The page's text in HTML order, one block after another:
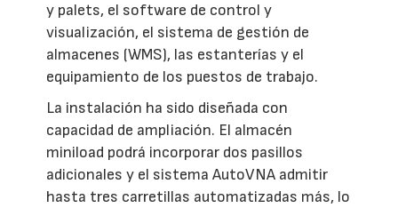
y palets, el software de control y
visualización, el sistema de gestión de
almacenes (WMS), las estanterías y el
equipamiento de los puestos de trabajo.
La instalación ha sido diseñada con
capacidad de ampliación. El almacén
miniload podrá incorporar dos pasillos
adicionales y el sistema AutoVNA admitir
hasta tres carretillas automatizadas más, lo